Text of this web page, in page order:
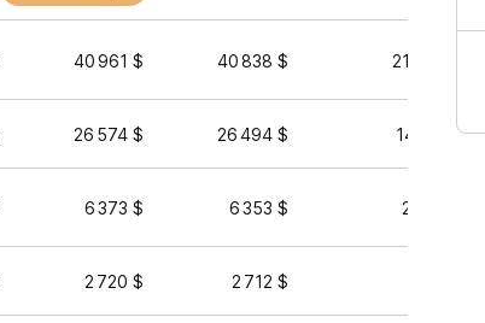
40 961 $ 40 838 $ 210 485 $
26 574 $ 26 494 $ 143 137 $
6 373 $ 6 353 $ 26 592 $
2 720 $ 2 712 $